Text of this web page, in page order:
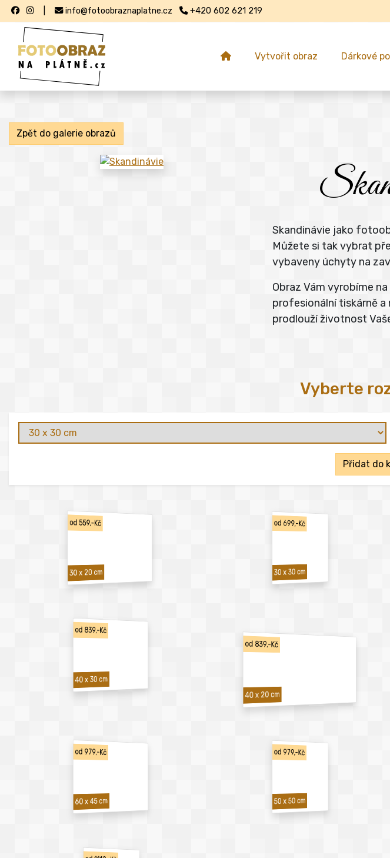
info@fotoobraznaplatne.cz +420 602 621 219
Vytvořit obraz Dárkové
Zpět do galerie obrazů
Skandinávie jako
Můžete si tak vybrat
vybaveny úchyty na
Obraz Vám vyrobíme
profesionální tiskárně a
prodlouží životnost
Vyberte
Přidat do
od 559,-Kč
30 x 20 cm
od 699,-Kč
30 x 30 cm
od 839,-Kč
40 x 30 cm
od 839,-Kč
40 x 20 cm
od 979,-Kč
60 x 45 cm
od 979,-Kč
50 x 50 cm